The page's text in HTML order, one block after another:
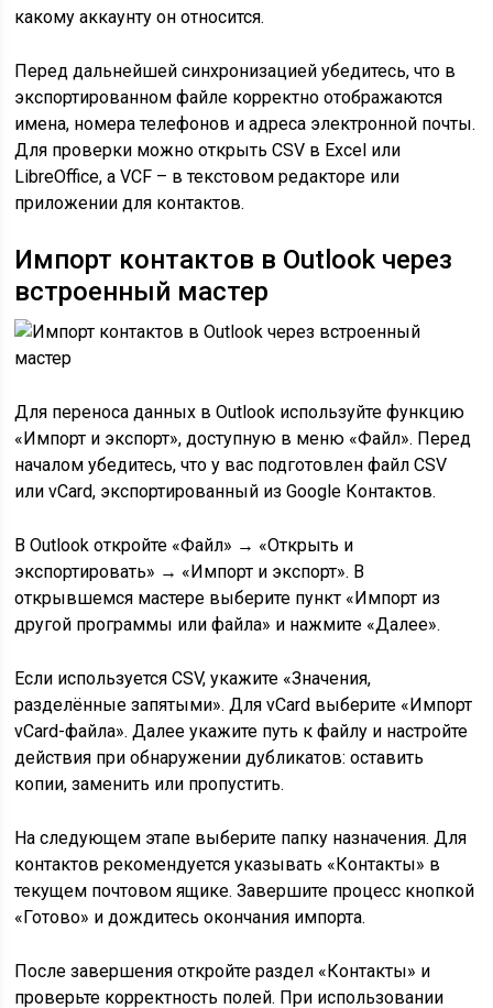
какому аккаунту он относится.
Перед дальнейшей синхронизацией убедитесь, что в
экспортированном файле корректно отображаются
имена, номера телефонов и адреса электронной почты.
Для проверки можно открыть CSV в Excel или
LibreOffice, а VCF – в текстовом редакторе или
приложении для контактов.
Импорт контактов в Outlook через
встроенный мастер
Для переноса данных в Outlook используйте функцию
«Импорт и экспорт», доступную в меню «Файл». Перед
началом убедитесь, что у вас подготовлен файл CSV
или vCard, экспортированный из Google Контактов.
В Outlook откройте «Файл» → «Открыть и
экспортировать» → «Импорт и экспорт». В
открывшемся мастере выберите пункт «Импорт из
другой программы или файла» и нажмите «Далее».
Если используется CSV, укажите «Значения,
разделённые запятыми». Для vCard выберите «Импорт
vCard-файла». Далее укажите путь к файлу и настройте
действия при обнаружении дубликатов: оставить
копии, заменить или пропустить.
На следующем этапе выберите папку назначения. Для
контактов рекомендуется указывать «Контакты» в
текущем почтовом ящике. Завершите процесс кнопкой
«Готово» и дождитесь окончания импорта.
После завершения откройте раздел «Контакты» и
проверьте корректность полей. При использовании